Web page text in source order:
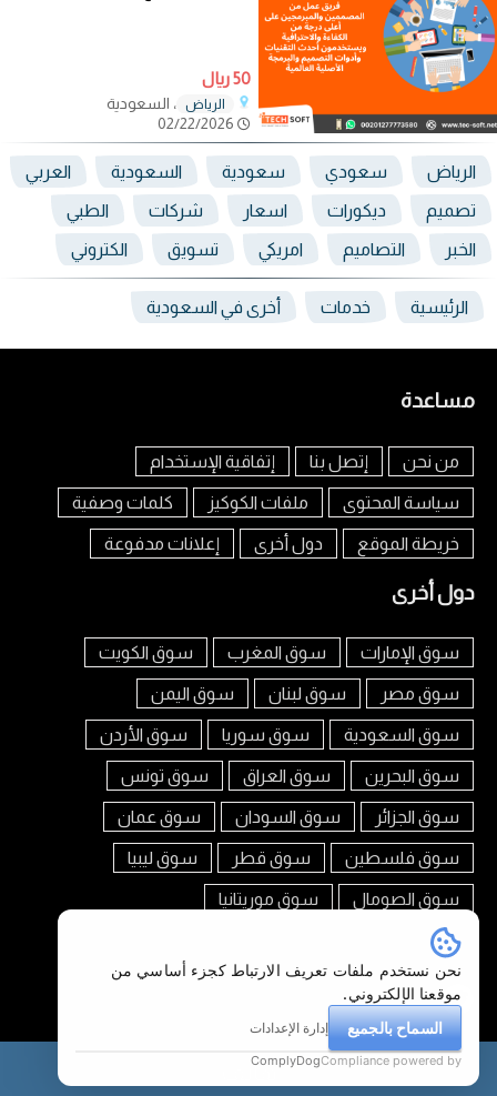
50 ريال
الرياض ، السعودية
الرياض سعودي سعودية السعودية العربي
تصميم ديكورات اسعار شركات الطبي
الخبر التصاميم امريكي تسويق الكتروني
الرئيسية خدمات أخرى في السعودية
مساعدة
من نحن إتصل بنا إتفاقية الإستخدام
سياسة المحتوى ملفات الكوكيز كلمات وصفية
خريطة الموقع دول أخرى إعلانات مدفوعة
دول أخرى
سوق الإمارات سوق المغرب سوق الكويت
سوق مصر سوق لبنان سوق اليمن
سوق السعودية سوق سوريا سوق الأردن
سوق البحرين سوق العراق سوق تونس
سوق الجزائر سوق السودان سوق عمان
سوق فلسطين سوق قطر سوق ليبيا
سوق الصومال سوق موريتانيا
تابعنا على
سوق العرب السعودية © 2026
هاتف
نحن نستخدم ملفات تعريف الارتباط كجزء أساسي من
موقعنا الإلكتروني.
السماح بالجميع
إدارة الإعدادات
Compliance powered by
ComplyDog